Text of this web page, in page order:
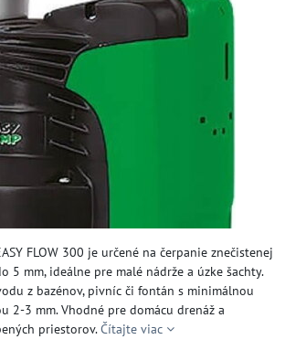
FLOW 300 je určené na čerpanie znečistenej
5 mm, ideálne pre malé nádrže a úzke šachty.
z bazénov, pivníc či fontán s minimálnou
2-3 mm. Vhodné pre domácu drenáž a
priestorov.Čítajte viac